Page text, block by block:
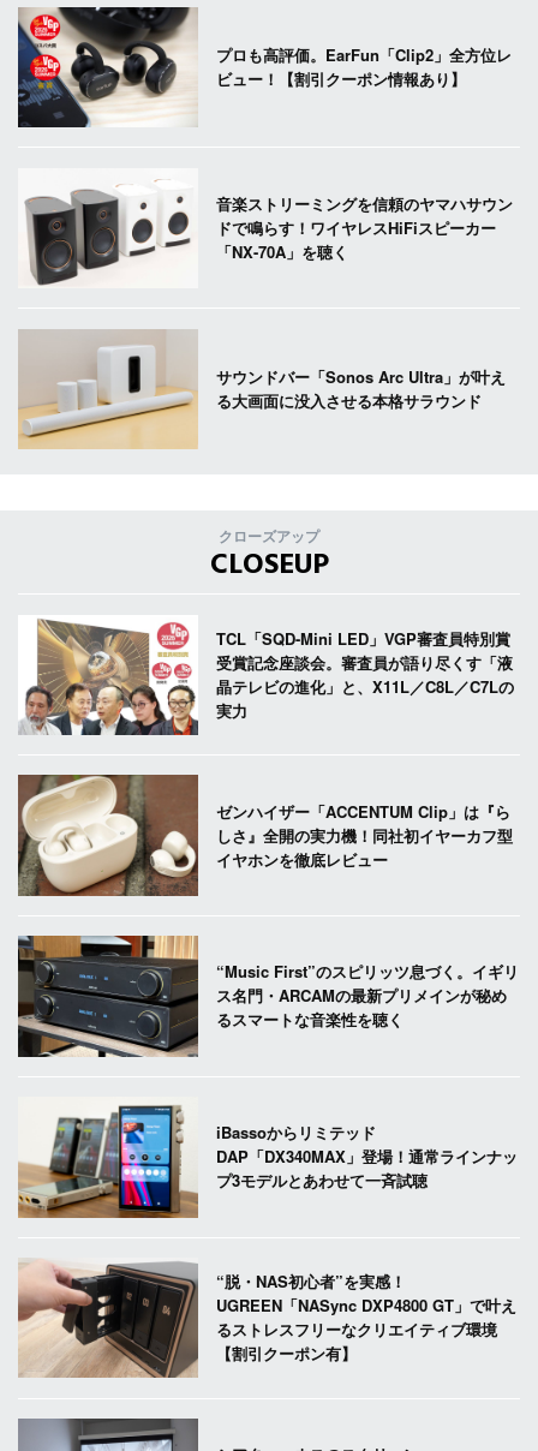
プロも高評価。EarFun「Clip2」全方位レ
ビュー！【割引クーポン情報あり】
音楽ストリーミングを信頼のヤマハサウン
ドで鳴らす！ワイヤレスHiFiスピーカー
「NX-70A」を聴く
サウンドバー「Sonos Arc Ultra」が叶え
る大画面に没入させる本格サラウンド
クローズアップ
CLOSEUP
TCL「SQD-Mini LED」VGP審査員特別賞
受賞記念座談会。審査員が語り尽くす「液
晶テレビの進化」と、X11L／C8L／C7Lの
実力
ゼンハイザー「ACCENTUM Clip」は『ら
しさ』全開の実力機！同社初イヤーカフ型
イヤホンを徹底レビュー
“Music First”のスピリッツ息づく。イギリ
ス名門・ARCAMの最新プリメインが秘め
るスマートな音楽性を聴く
iBassoからリミテッド
DAP「DX340MAX」登場！通常ラインナッ
プ3モデルとあわせて一斉試聴
“脱・NAS初心者”を実感！
UGREEN「NASync DXP4800 GT」で叶え
るストレスフリーなクリエイティブ環境
【割引クーポン有】